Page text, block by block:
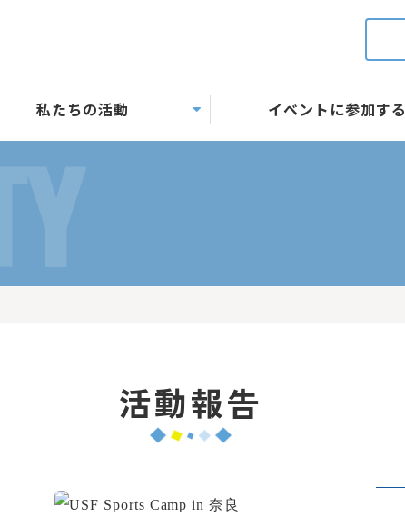
私たちの活動 イベントに参加する
活動報告